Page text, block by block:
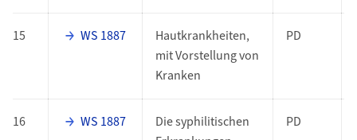
15 WS 1887
Hautkrankheiten,
mit Vorstellung von
Kranken
PD
16 WS 1887
Die syphilitischen
PD